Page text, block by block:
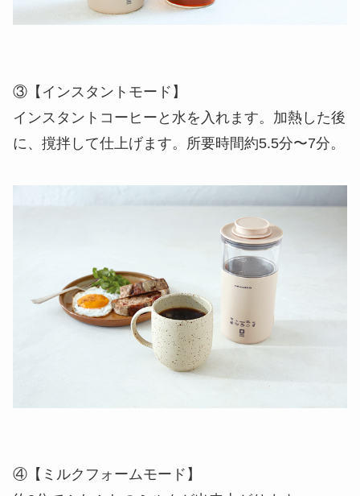
③【インスタントモード】
インスタントコーヒーと水を入れます。加熱した後
に、撹拌して仕上げます。所要時間約5.5分〜7分。
④【ミルクフォームモード】